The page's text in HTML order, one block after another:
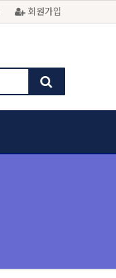
회원가입